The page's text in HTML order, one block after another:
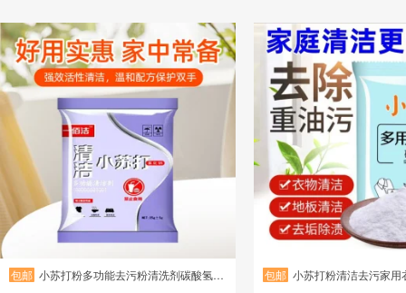
包邮 小苏打粉多功能去污粉清洗剂碳酸氢钠清洁厨房香包小苏打需自提
包邮 小苏打粉清洁去污家用衣服去黄小白鞋厨